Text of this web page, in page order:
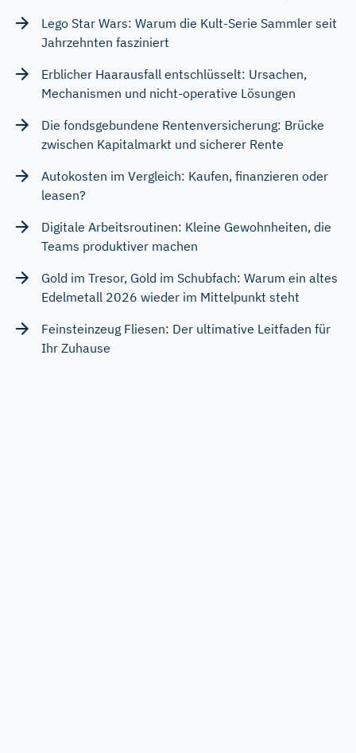
Lego Star Wars: Warum die Kult-Serie Sammler seit
Jahrzehnten fasziniert
Erblicher Haarausfall entschlüsselt: Ursachen,
Mechanismen und nicht-operative Lösungen
Die fondsgebundene Rentenversicherung: Brücke
zwischen Kapitalmarkt und sicherer Rente
Autokosten im Vergleich: Kaufen, finanzieren oder
leasen?
Digitale Arbeitsroutinen: Kleine Gewohnheiten, die
Teams produktiver machen
Gold im Tresor, Gold im Schubfach: Warum ein altes
Edelmetall 2026 wieder im Mittelpunkt steht
Feinsteinzeug Fliesen: Der ultimative Leitfaden für
Ihr Zuhause